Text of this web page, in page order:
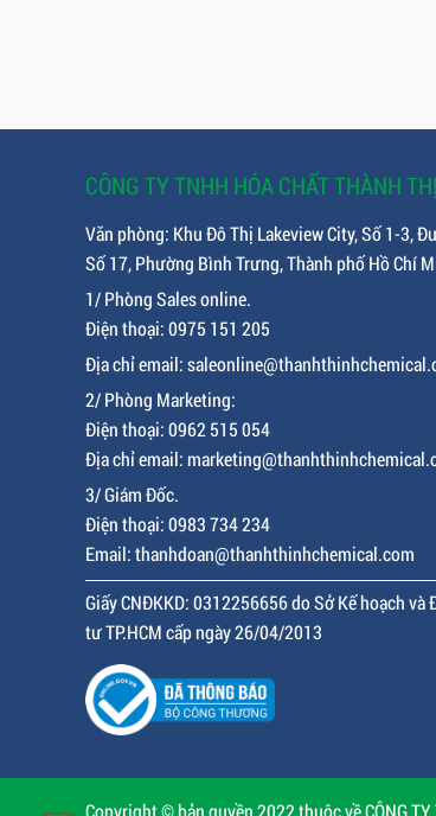
CHO NGƯỜI NUÔI TÔM TRONG
Bài viết này khám phá những lời khuyên thiết
tôm thành công trong điều kiện mưa.
CÔNG TY TNHH HÓA CHẤT THÀNH
Văn phòng: Khu Đô Thị Lakeview City, Số 1-3,
Số 17, Phường Bình Trưng, Thành phố Hồ Chí
1/ Phòng Sales online.
Điện thoại: 0975 151 205
Địa chỉ email:
2/ Phòng Marketing:
Điện thoại: 0962 515 054